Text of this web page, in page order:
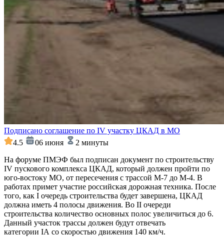
Подписано соглашение по IV участку ЦКАД в МО
4.5
06 июня
2 минуты
На форуме ПМЭФ был подписан документ по строительству
IV пускового комплекса ЦКАД, который должен пройти по
юго-востоку МО, от пересечения с трассой М-7 до М-4. В
работах примет участие российская дорожная техника. После
того, как I очередь строительства будет завершена, ЦКАД
должна иметь 4 полосы движения. Во II очереди
строительства количество основных полос увеличиться до 6.
Данный участок трассы должен будут отвечать
категории IA со скоростью движения 140 км/ч.